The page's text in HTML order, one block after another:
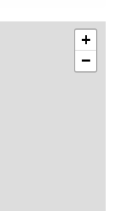
+
−